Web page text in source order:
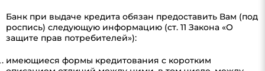
Банк при выдаче кредита обязан предоставить Вам (под
роспись) следующую информацию (ст. 11 Закона «О
защите прав потребителей»):
имеющиеся формы кредитования с коротким